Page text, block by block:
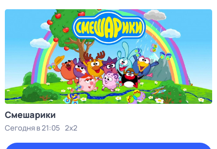
Смешарики
Сегодня в 21:05 2x2